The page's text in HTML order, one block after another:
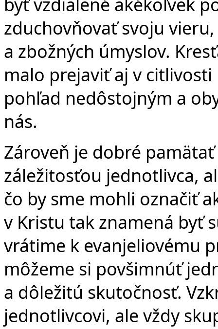
zduchovňovať svoju
a zbožných úmyslov.
malo prejaviť aj v
pohľad nedôstojným a
nás.
Zároveň je dobré
záležitosťou jednotlivca,
čo by sme mohli označiť
v Kristu tak znamená byť
vrátime k evanjeliovému
môžeme si povšimnúť
a dôležitú skutočnosť.
jednotlivcovi, ale vždy